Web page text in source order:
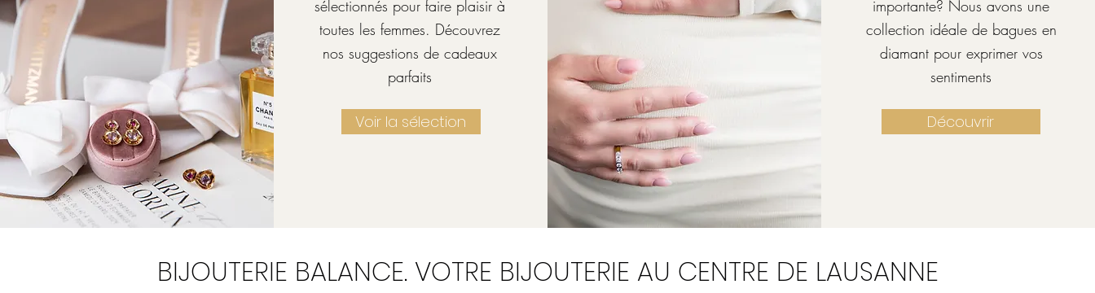
sélectionnés pour faire plaisir à
toutes les femmes. Découvrez
nos suggestions de cadeaux
parfaits
Voir la sélection
importante? Nous avons une
collection idéale de bagues en
diamant pour exprimer vos
sentiments
Découvrir
BIJOUTERIE BALANCE. VOTRE BIJOUTERIE AU CENTRE DE LAUSANNE